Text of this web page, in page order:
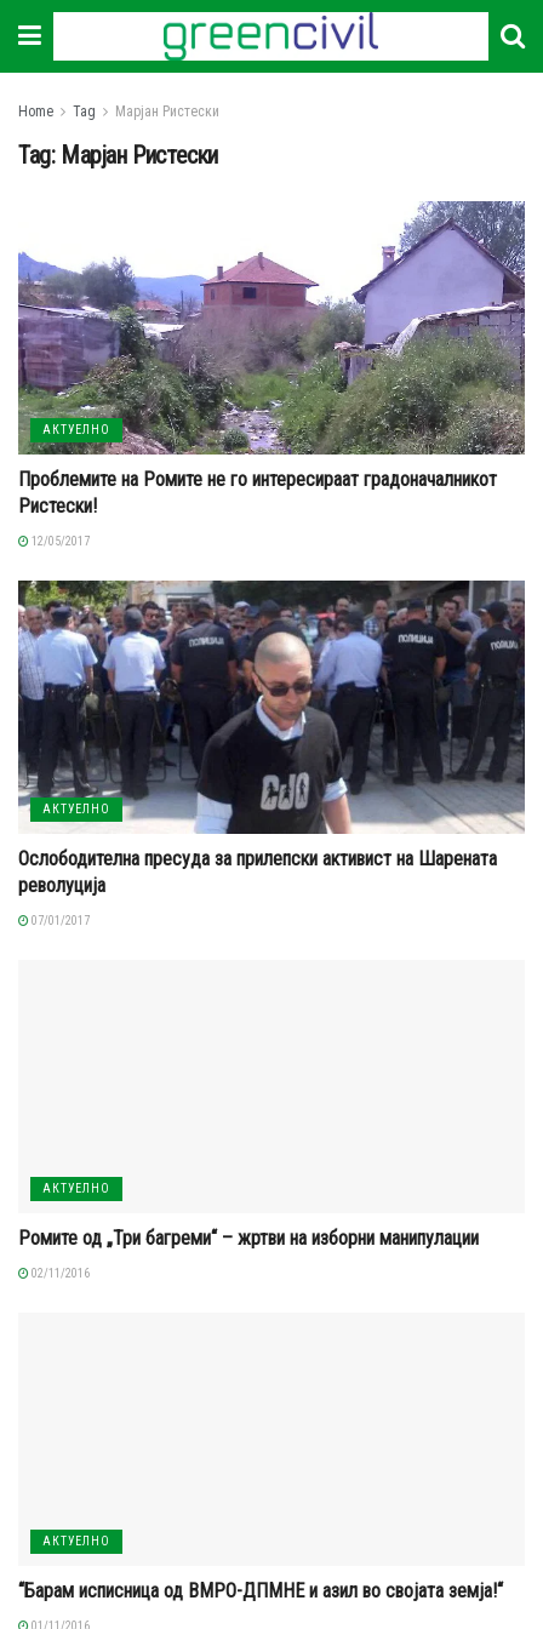
Home Tag Марјан Ристески
Tag: Марјан Ристески
АКТУЕЛНО
Проблемите на Ромите не го интересираат градоначалникот
Ристески!
12/05/2017
АКТУЕЛНО
Ослободителна пресуда за прилепски активист на Шарената
револуција
07/01/2017
АКТУЕЛНО
Ромите од „Три багреми“ – жртви на изборни манипулации
02/11/2016
АКТУЕЛНО
“Барам исписница од ВМРО-ДПМНЕ и азил во својата земја!“
01/11/2016